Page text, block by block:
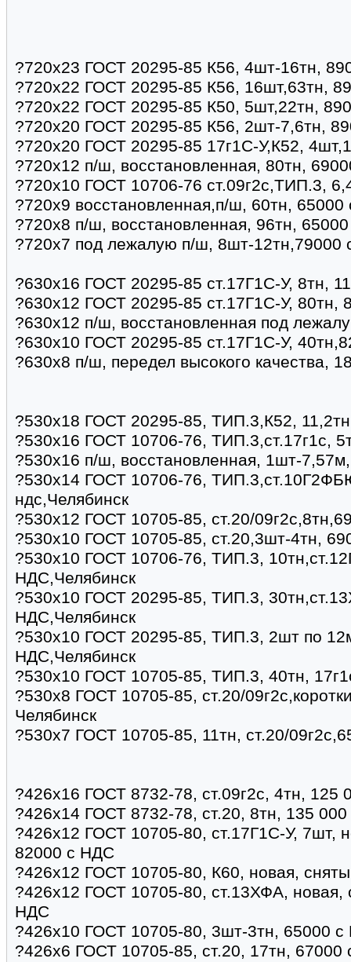
?720х23 ГОСТ 20295-85 К56, 4шт-16тн,
?720х22 ГОСТ 20295-85 К56, 16шт,63тн,
?720х22 ГОСТ 20295-85 К50, 5шт,22тн,
?720х20 ГОСТ 20295-85 К56, 2шт-7,6тн,
?720х20 ГОСТ 20295-85 17г1С-У,К52,
?720х12 п/ш, восстановленная, 80тн,
?720х10 ГОСТ 10706-76 ст.09г2с,ТИП.3,
?720х9 восстановленная,п/ш, 60тн, 65000
?720х8 п/ш, восстановленная, 96тн,
?720х7 под лежалую п/ш, 8шт-12тн,79000
?630х16 ГОСТ 20295-85 ст.17Г1С-У, 8тн,
?630х12 ГОСТ 20295-85 ст.17Г1С-У, 80тн,
?630х12 п/ш, восстановленная под
?630х10 ГОСТ 20295-85 ст.17Г1С-У,
?630х8 п/ш, передел высокого качества,
?530х18 ГОСТ 20295-85, ТИП.3,К52,
?530х16 ГОСТ 10706-76, ТИП.3,ст.17г1с,
?530х16 п/ш, восстановленная, 1шт-
?530х14 ГОСТ 10706-76,
ндс,Челябинск
?530х12 ГОСТ 10705-85, ст.20/
?530х10 ГОСТ 10705-85, ст.20,3шт-4тн,
?530х10 ГОСТ 10706-76, ТИП.3,
НДС,Челябинск
?530х10 ГОСТ 20295-85, ТИП.3,
НДС,Челябинск
?530х10 ГОСТ 20295-85, ТИП.3, 2шт по
НДС,Челябинск
?530х10 ГОСТ 10705-85, ТИП.3, 40тн,
?530х8 ГОСТ 10705-85, ст.20/
Челябинск
?530х7 ГОСТ 10705-85, 11тн, ст.20/
?426х16 ГОСТ 8732-78, ст.09г2с, 4тн, 125
?426х14 ГОСТ 8732-78, ст.20, 8тн, 135
?426х12 ГОСТ 10705-80, ст.17Г1С-У, 7шт,
82000 с НДС
?426х12 ГОСТ 10705-80, К60, новая,
?426х12 ГОСТ 10705-80, ст.13ХФА, новая,
НДС
?426х10 ГОСТ 10705-80, 3шт-3тн, 65000
?426х6 ГОСТ 10705-85, ст.20, 17тн,